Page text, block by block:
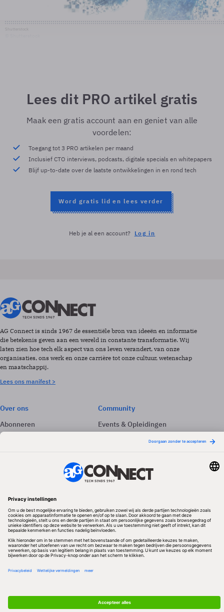
Lees dit PRO artikel gratis
Maak een gratis account aan en geniet van alle
voordelen:
Toegang tot 3 PRO artikelen per maand
Inclusief CTO interviews, podcasts, digitale specials en whitepapers
Blijf up-to-date over de laatste ontwikkelingen in en rond tech
Word gratis lid en lees verder
Heb je al een account? Log in
AG Connect is sinds 1967 de essentiële bron van ideeën en informatie
die betekenis geven aan een wereld in constante transformatie. Wij
laten zien hoe tech elk aspect van ons leven verandert, van onze
organisaties, ons werk en onze carrière tot onze cultuur, wetenschap
en maatschappij.
Lees ons manifest >
Over ons
Abonneren
Adverteren
Community
Events & Opleidingen
Volg ons
Redactionele partner
Algemene Voorwaarden & Copyrights